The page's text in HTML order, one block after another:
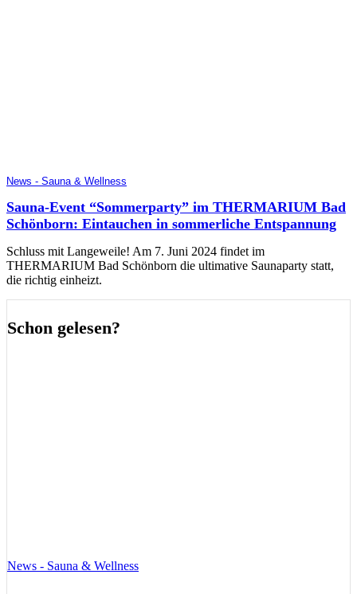
News - Sauna & Wellness
Sauna-Event “Sommerparty” im THERMARIUM Bad
Schönborn: Eintauchen in sommerliche Entspannung
Schluss mit Langeweile! Am 7. Juni 2024 findet im
THERMARIUM Bad Schönborn die ultimative Saunaparty statt,
die richtig einheizt.
Schon gelesen?
News - Sauna & Wellness